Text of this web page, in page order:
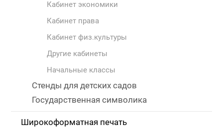
Кабинет экономики
Кабинет права
Кабинет физ.культуры
Другие кабинеты
Начальные классы
Стенды для детских садов
Государственная символика
Широкоформатная печать